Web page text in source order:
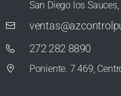
San Diego los
272 282 8890
Poniente. 7 469,